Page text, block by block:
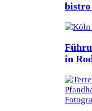
bistro
in